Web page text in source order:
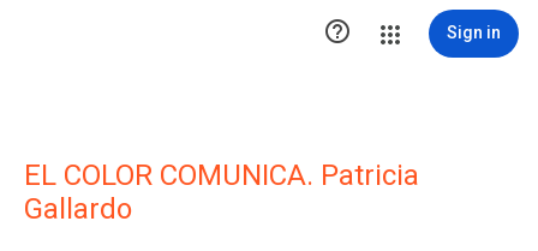
 Sign in
EL COLOR COMUNICA. Patricia
Gallardo